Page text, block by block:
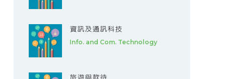
資訊及通訊科技
Info. and Com. Technology